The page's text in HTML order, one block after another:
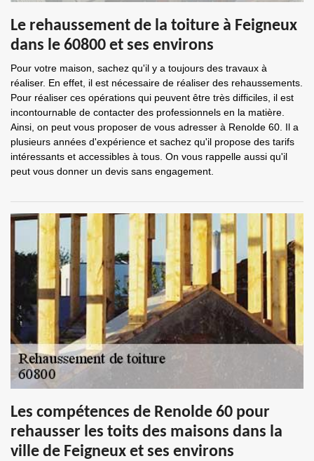
Le rehaussement de la toiture à Feigneux
dans le 60800 et ses environs
Pour votre maison, sachez qu'il y a toujours des travaux à
réaliser. En effet, il est nécessaire de réaliser des rehaussements.
Pour réaliser ces opérations qui peuvent être très difficiles, il est
incontournable de contacter des professionnels en la matière.
Ainsi, on peut vous proposer de vous adresser à Renolde 60. Il a
plusieurs années d'expérience et sachez qu'il propose des tarifs
intéressants et accessibles à tous. On vous rappelle aussi qu'il
peut vous donner un devis sans engagement.
Les compétences de Renolde 60 pour
rehausser les toits des maisons dans la
ville de Feigneux et ses environs